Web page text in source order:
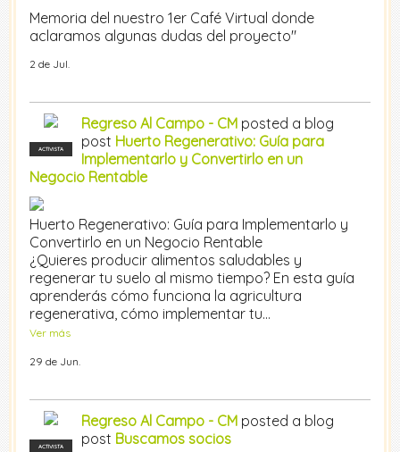
Memoria del nuestro 1er Café Virtual donde
aclaramos algunas dudas del proyecto"
2 de Jul.
ACTIVISTA
Regreso Al Campo - CM posted a blog
post Huerto Regenerativo: Guía para
Implementarlo y Convertirlo en un
Negocio Rentable
Huerto Regenerativo: Guía para Implementarlo y
Convertirlo en un Negocio Rentable
¿Quieres producir alimentos saludables y
regenerar tu suelo al mismo tiempo? En esta guía
aprenderás cómo funciona la agricultura
regenerativa, cómo implementar tu…
Ver más
29 de Jun.
ACTIVISTA
Regreso Al Campo - CM posted a blog
post Buscamos socios